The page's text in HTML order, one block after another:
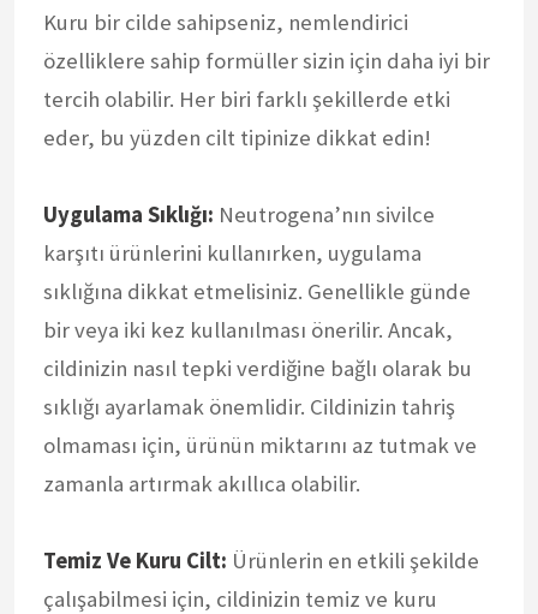
Kuru bir cilde sahipseniz, nemlendirici
özelliklere sahip formüller sizin için daha iyi bir
tercih olabilir. Her biri farklı şekillerde etki
eder, bu yüzden cilt tipinize dikkat edin!
Uygulama Sıklığı: Neutrogena’nın sivilce
karşıtı ürünlerini kullanırken, uygulama
sıklığına dikkat etmelisiniz. Genellikle günde
bir veya iki kez kullanılması önerilir. Ancak,
cildinizin nasıl tepki verdiğine bağlı olarak bu
sıklığı ayarlamak önemlidir. Cildinizin tahriş
olmaması için, ürünün miktarını az tutmak ve
zamanla artırmak akıllıca olabilir.
Temiz Ve Kuru Cilt: Ürünlerin en etkili şekilde
çalışabilmesi için, cildinizin temiz ve kuru